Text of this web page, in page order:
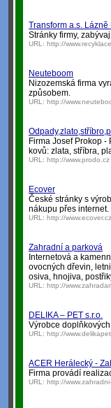
Transform a.s.
Stránky firmy,
URL: http://
Neuteboom
Nizozemská firma
způsobem.
URL: http://
Firma Josef Prokop
kovů: zlata, stříbra,
URL: http://www.prodo.cz
Ecover
České stránky s
nákupu přes internet.
URL: http://www.ecover.cz
Zahradní a parková
Internetová a
ovocných dřevin,
osiva, hnojiva,
URL: http://
DELIKA – PET s.r.o.
Výrobce
URL: http://
ACER Herálecký -
Firma provádí
URL: http://